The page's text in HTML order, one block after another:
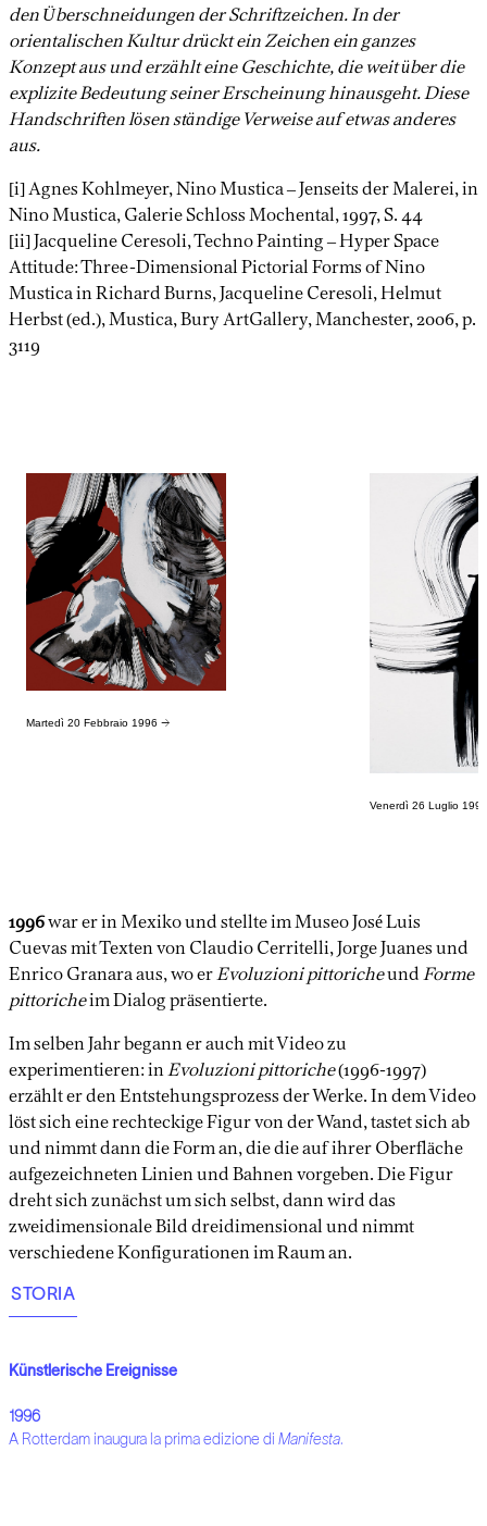
den Überschneidungen der Schriftzeichen. In der
orientalischen Kultur drückt ein Zeichen ein ganzes
Konzept aus und erzählt eine Geschichte, die weit über die
explizite Bedeutung seiner Erscheinung hinausgeht. Diese
Handschriften lösen ständige Verweise auf etwas anderes
aus.
[i] Agnes Kohlmeyer, Nino Mustica – Jenseits der Malerei, in
Nino Mustica, Galerie Schloss Mochental, 1997, S. 44
[ii] Jacqueline Ceresoli, Techno Painting – Hyper Space
Attitude: Three-Dimensional Pictorial Forms of Nino
Mustica in Richard Burns, Jacqueline Ceresoli, Helmut
Herbst (ed.), Mustica, Bury ArtGallery, Manchester, 2006, p.
3119
Martedì 20 Febbraio 1996 →
Venerdì 26 Luglio
1996war er in Mexiko und stellte im Museo José Luis
Cuevas mit Texten von Claudio Cerritelli, Jorge Juanes und
Enrico Granara aus, wo erEvoluzioni pittoricheundForme
pittoricheim Dialog präsentierte.
Im selben Jahr begann er auch mit Video zu
experimentieren: inEvoluzioni pittoriche(1996-1997)
erzählt er den Entstehungsprozess der Werke. In dem Video
löst sich eine rechteckige Figur von der Wand, tastet sich ab
und nimmt dann die Form an, die die auf ihrer Oberfläche
aufgezeichneten Linien und Bahnen vorgeben. Die Figur
dreht sich zunächst um sich selbst, dann wird das
zweidimensionale Bild dreidimensional und nimmt
verschiedene Konfigurationen im Raum an.
STORIA
Künstlerische Ereignisse
1996
A Rotterdam inaugura la prima edizione di Manifesta.